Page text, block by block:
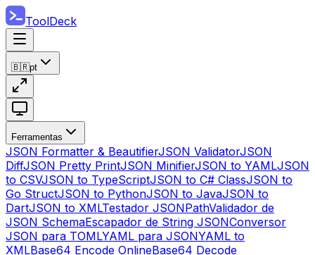
ToolDeck
🇧🇷pt
Ferramentas
JSON Formatter & BeautifierJSON ValidatorJSON
DiffJSON Pretty PrintJSON MinifierJSON to YAMLJSON
to CSVJSON to TypeScriptJSON to C# ClassJSON to
Go StructJSON to PythonJSON to JavaJSON to
DartJSON to XMLTestador JSONPathValidador de
JSON SchemaEscapador de String JSONConversor
JSON para TOMLYAML para JSONYAML to
XMLBase64 Encode OnlineBase64 Decode